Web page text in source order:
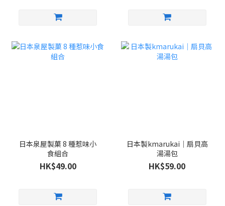
日本泉屋製菓 8 種惹味小
食組合
HK$49.00
日本製kmarukai｜扇貝高
湯湯包
HK$59.00